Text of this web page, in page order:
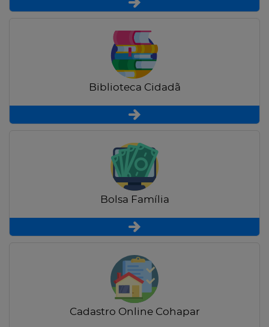
Biblioteca Cidadã
Bolsa Família
Cadastro Online Cohapar